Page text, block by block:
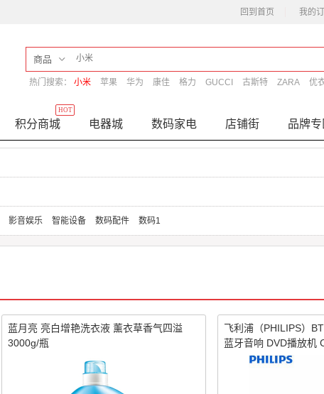
回到首页 我的
商品
热门搜索： 小米 苹果 华为 康佳 格力 GUCCI 古斯特 ZARA 优
积分商城
HOT
电器城 数码家电 店铺街 品牌专
影音娱乐 智能设备 数码配件 数码1
蓝月亮 亮白增艳洗衣液 薰衣草香气四溢
3000g/瓶
飞利浦（PHILIPS）
蓝牙音响 DVD播放机
音响...